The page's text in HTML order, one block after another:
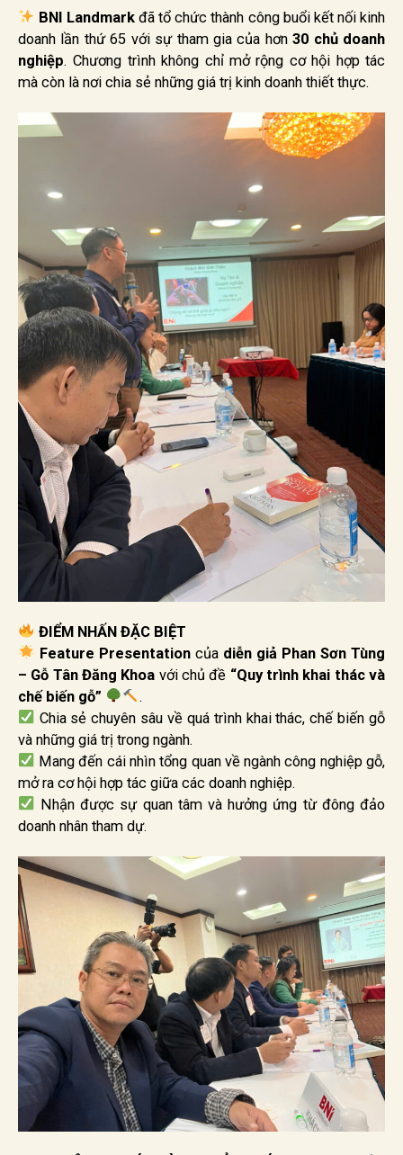
BNI Landmark đã tổ chức thành công buổi kết nối kinh
doanh lần thứ 65 với sự tham gia của hơn30 chủ doanh
nghiệp. Chương trình không chỉ mở rộng cơ hội hợp tác
mà còn là nơi chia sẻ những giá trị kinh doanh thiết thực.
ĐIỂM NHẤN ĐẶC BIỆT
Feature Presentationcủa diễn giả Phan Sơn Tùng
– Gỗ Tân Đăng Khoa với chủ đề “Quy trình khai thác và
chế biến gỗ”
.
Chia sẻ chuyên sâu về quá trình khai thác, chế biến gỗ
và những giá trị trong ngành.
Mang đến cái nhìn tổng quan về ngành công nghiệp gỗ,
mở ra cơ hội hợp tác giữa các doanh nghiệp.
Nhận được sự quan tâm và hưởng ứng từ đông đảo
doanh nhân tham dự.